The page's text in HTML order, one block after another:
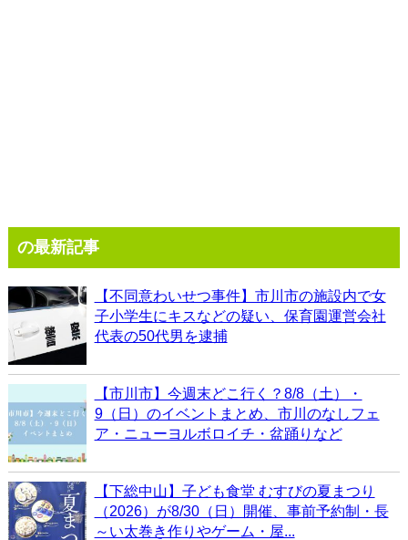
の最新記事
【不同意わいせつ事件】市川市の施設内で女
子小学生にキスなどの疑い、保育園運営会社
代表の50代男を逮捕
【市川市】今週末どこ行く？8/8（土）・
9（日）のイベントまとめ、市川のなしフェ
ア・ニューヨルボロイチ・盆踊りなど
【下総中山】子ども食堂 むすびの夏まつり
（2026）が8/30（日）開催、事前予約制・長
～い太巻き作りやゲーム・屋...